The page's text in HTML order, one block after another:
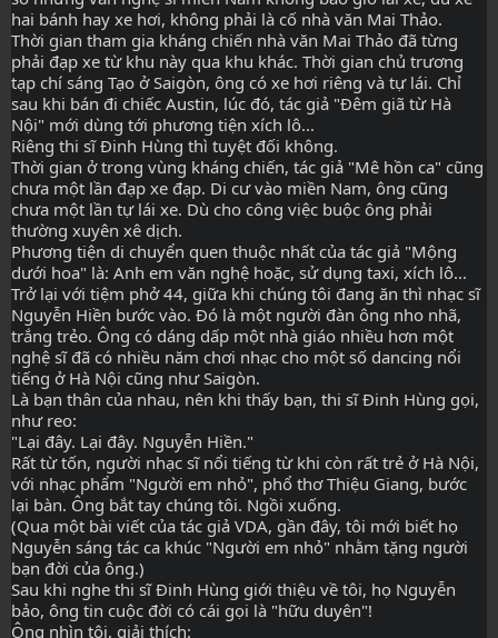
hai bánh hay xe hơi, không phải là cố nhà văn Mai Thảo.
Thời gian tham gia kháng chiến nhà văn Mai Thảo đã từng
phải đạp xe từ khu này qua khu khác. Thời gian chủ trương
tạp chí sáng Tạo ở Saigòn, ông có xe hơi riêng và tự lái. Chỉ
sau khi bán đi chiếc Austin, lúc đó, tác giả "Đêm giã từ Hà
Nội" mới dùng tới phương tiện xích lô...
Riêng thi sĩ Đinh Hùng thì tuyệt đối không.
Thời gian ở trong vùng kháng chiến, tác giả "Mê hồn ca" cũng
chưa một lần đạp xe đạp. Di cư vào miền Nam, ông cũng
chưa một lần tự lái xe. Dù cho công việc buộc ông phải
thường xuyên xê dịch.
Phương tiện di chuyển quen thuộc nhất của tác giả "Mộng
dưới hoa" là: Anh em văn nghệ hoặc, sử dụng taxi, xích lô...
Trở lại với tiệm phở 44, giữa khi chúng tôi đang ăn thì nhạc sĩ
Nguyễn Hiền bước vào. Đó là một người đàn ông nho nhã,
trắng trẻo. Ông có dáng dấp một nhà giáo nhiều hơn một
nghệ sĩ đã có nhiều năm chơi nhạc cho một số dancing nổi
tiếng ở Hà Nội cũng như Saigòn.
Là bạn thân của nhau, nên khi thấy bạn, thi sĩ Đinh Hùng gọi,
như reo:
"Lại đây. Lại đây. Nguyễn Hiền."
Rất từ tốn, người nhạc sĩ nổi tiếng từ khi còn rất trẻ ở Hà Nội,
với nhạc phẩm "Người em nhỏ", phổ thơ Thiệu Giang, bước
lại bàn. Ông bắt tay chúng tôi. Ngồi xuống.
(Qua một bài viết của tác giả VDA, gần đây, tôi mới biết họ
Nguyễn sáng tác ca khúc "Người em nhỏ" nhằm tặng người
bạn đời của ông.)
Sau khi nghe thi sĩ Đinh Hùng giới thiệu về tôi, họ Nguyễn
bảo, ông tin cuộc đời có cái gọi là "hữu duyên"!
Ông nhìn tôi, giải thích: